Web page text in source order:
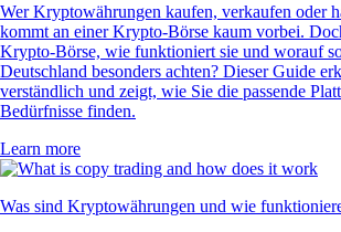
Wer Kryptowährungen kaufen, verkaufen oder
kommt an einer Krypto-Börse kaum vorbei.
Krypto-Börse, wie funktioniert sie und worauf
Deutschland besonders achten? Dieser Guide
verständlich und zeigt, wie Sie die passende
Bedürfnisse finden.
Learn more
Was sind Kryptowährungen und wie